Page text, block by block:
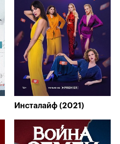
Инсталайф (2021)